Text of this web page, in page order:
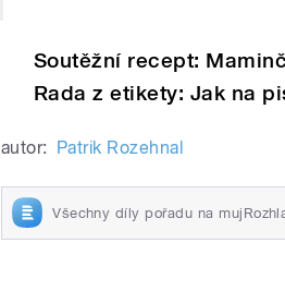
Soutěžní recept:
Rada z etikety: Jak na
autor: Patrik Rozehnal
Všechny díly pořadu na